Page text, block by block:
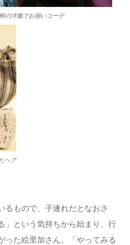
の洋服でお揃いコーデ
ヘア
るもので、子連れだとなおさ
」という気持ちから始まり、行
った絵里加さん。「やってみる